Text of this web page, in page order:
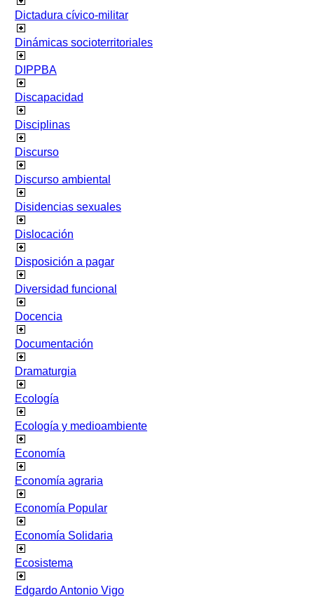
Dictadura cívico-militar
Dinámicas socioterritoriales
DIPPBA
Discapacidad
Disciplinas
Discurso
Discurso ambiental
Disidencias sexuales
Dislocación
Disposición a pagar
Diversidad funcional
Docencia
Documentación
Dramaturgia
Ecología
Ecología y medioambiente
Economía
Economía agraria
Economía Popular
Economía Solidaria
Ecosistema
Edgardo Antonio Vigo